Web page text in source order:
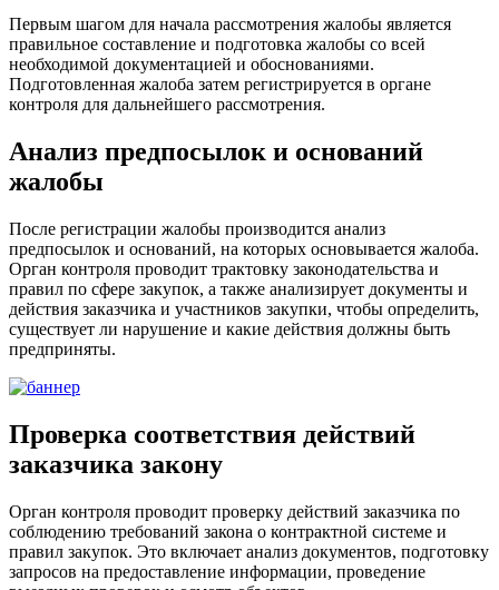
Первым шагом для начала рассмотрения жалобы является
правильное составление и подготовка жалобы со всей
необходимой документацией и обоснованиями.
Подготовленная жалоба затем регистрируется в органе
контроля для дальнейшего рассмотрения.
Анализ предпосылок и оснований
жалобы
После регистрации жалобы производится анализ
предпосылок и оснований, на которых основывается жалоба.
Орган контроля проводит трактовку законодательства и
правил по сфере закупок, а также анализирует документы и
действия заказчика и участников закупки, чтобы определить,
существует ли нарушение и какие действия должны быть
предприняты.
Проверка соответствия действий
заказчика закону
Орган контроля проводит проверку действий заказчика по
соблюдению требований закона о контрактной системе и
правил закупок. Это включает анализ документов, подготовку
запросов на предоставление информации, проведение